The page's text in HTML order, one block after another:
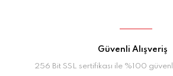
Güvenli Alışveriş
256 Bit SSL sertifikası ile %100